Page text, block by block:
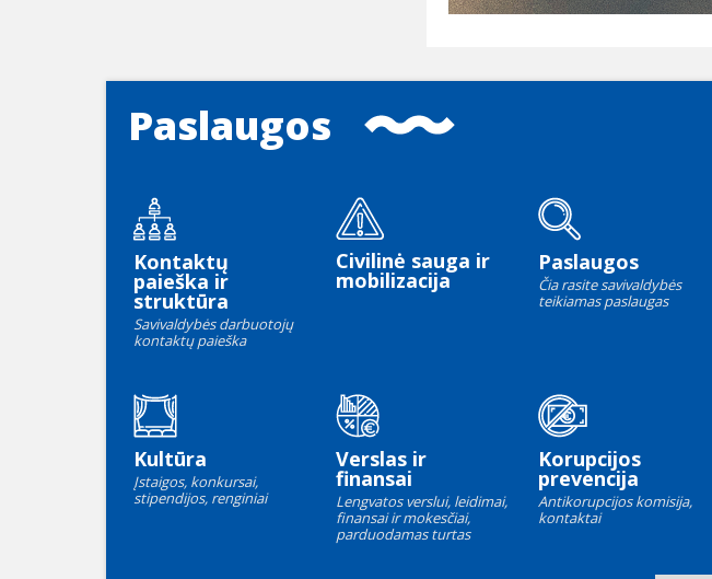
Paslaugos
Kontaktų
paieška ir
struktūra
Savivaldybės darbuotojų
kontaktų paieška
Civilinė sauga ir
mobilizacija
Paslaugos
Čia rasite savivaldybės
teikiamas paslaugas
Kultūra
Įstaigos, konkursai,
stipendijos, renginiai
Verslas ir
finansai
Lengvatos verslui, leidimai,
finansai ir mokesčiai,
parduodamas turtas
Korupcijos
prevencija
Antikorupcijos komisija,
kontaktai